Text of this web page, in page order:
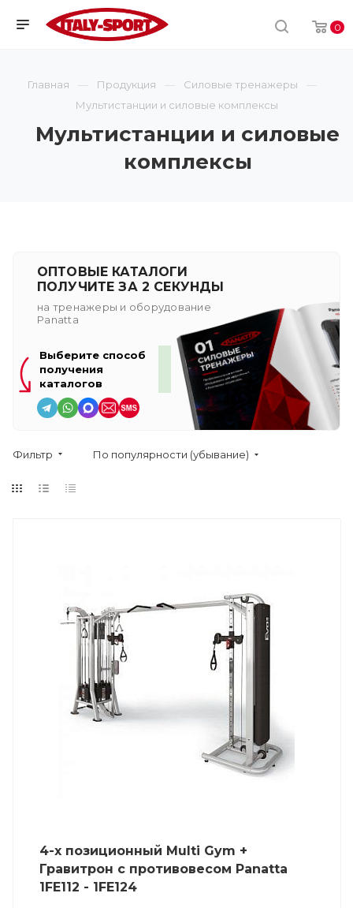
0
Главная Продукция
Силовые тренажеры
Мультистанции и силовые комплексы
Мультистанции и силовые
комплексы
ОПТОВЫЕ КАТАЛОГИ
ПОЛУЧИТЕ ЗА 2 СЕКУНДЫ
на тренажеры и оборудование
Panatta
Выберите способ
получения
каталогов
Фильтр По популярности (убывание)
4-х позиционный Multi Gym +
Гравитрон с противовесом Panatta
1FE112 - 1FE124